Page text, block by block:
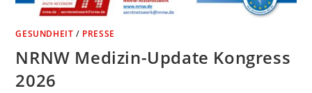
GESUNDHEIT / PRESSE
NRNW Medizin-Update Kongress
2026